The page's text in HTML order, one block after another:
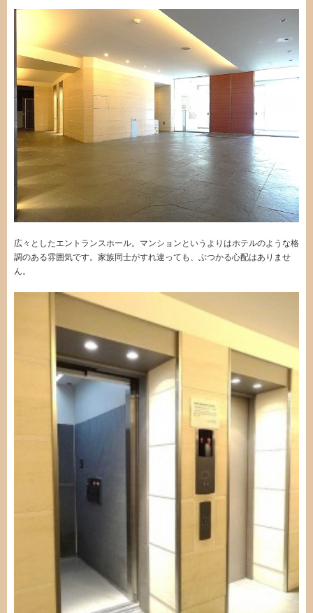
広々としたエントランスホール。マンションというよりはホテルのような格
調のある雰囲気です。家族同士がすれ違っても、ぶつかる心配はありませ
ん。